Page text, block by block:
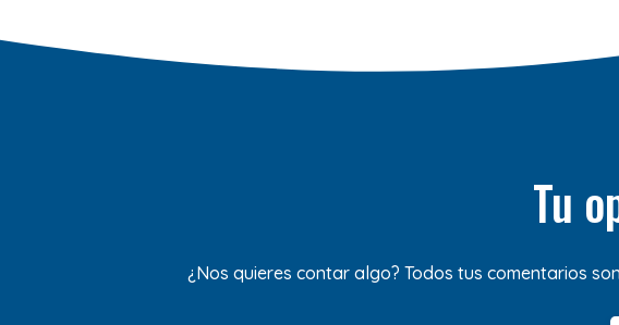
Tu
¿Nos quieres contar algo? Todos tus comentarios